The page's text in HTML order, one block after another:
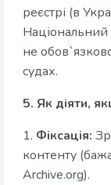
реєстрі (в
Національний
не
судах.
5. Як діяти,
1. Фіксація:
контенту
Archive.org).